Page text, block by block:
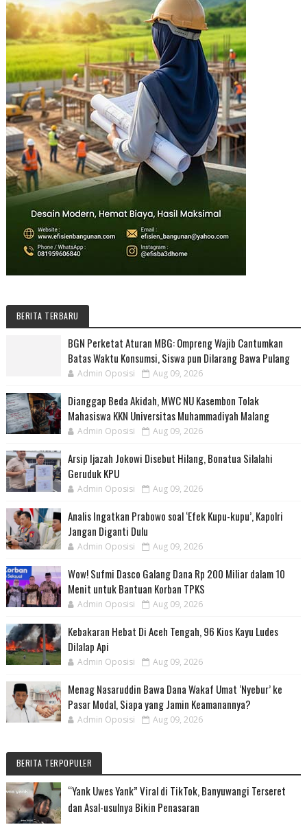
BERITA TERBARU
BGN Perketat Aturan MBG: Ompreng Wajib Cantumkan
Batas Waktu Konsumsi, Siswa pun Dilarang Bawa Pulang
Admin Oposisi Aug 09, 2026
Dianggap Beda Akidah, MWC NU Kasembon Tolak
Mahasiswa KKN Universitas Muhammadiyah Malang
Admin Oposisi Aug 09, 2026
Arsip Ijazah Jokowi Disebut Hilang, Bonatua Silalahi
Geruduk KPU
Admin Oposisi Aug 09, 2026
Analis Ingatkan Prabowo soal ‘Efek Kupu-kupu’, Kapolri
Jangan Diganti Dulu
Admin Oposisi Aug 09, 2026
Wow! Sufmi Dasco Galang Dana Rp 200 Miliar dalam 10
Menit untuk Bantuan Korban TPKS
Admin Oposisi Aug 09, 2026
Kebakaran Hebat Di Aceh Tengah, 96 Kios Kayu Ludes
Dilalap Api
Admin Oposisi Aug 09, 2026
Menag Nasaruddin Bawa Dana Wakaf Umat ‘Nyebur’ ke
Pasar Modal, Siapa yang Jamin Keamanannya?
Admin Oposisi Aug 09, 2026
BERITA TERPOPULER
“Yank Uwes Yank” Viral di TikTok, Banyuwangi Terseret
dan Asal-usulnya Bikin Penasaran